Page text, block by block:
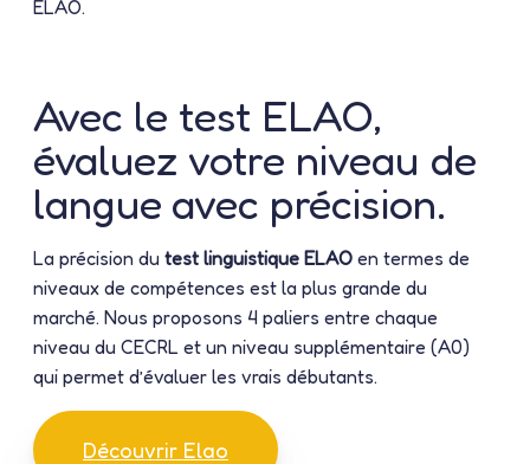
Avec le test ELAO,
évaluez votre niveau de
langue avec précision.
La précision du test linguistique ELAO en termes de
niveaux de compétences est la plus grande du
marché. Nous proposons 4 paliers entre chaque
niveau du CECRL et un niveau supplémentaire (A0)
qui permet d’évaluer les vrais débutants.
Découvrir Elao